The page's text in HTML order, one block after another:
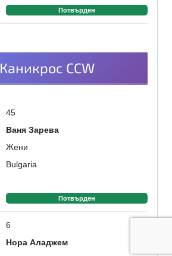
Потвърден
Каникрос CCW
45
Ваня Зарева
Жени
Bulgaria
Потвърден
6
Нора Аладжем